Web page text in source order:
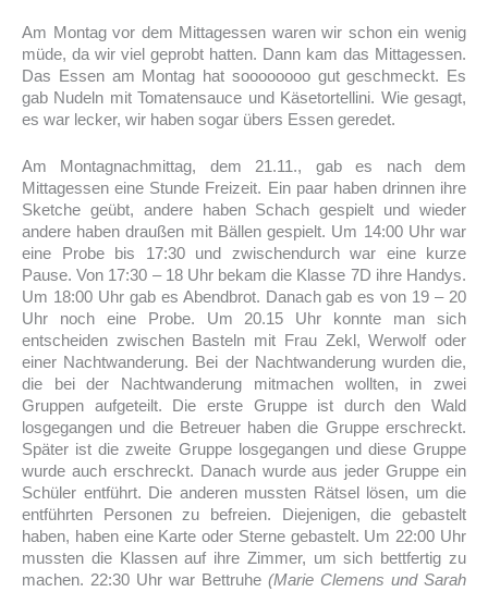
Am Montag vor dem Mittagessen waren wir schon ein wenig
müde, da wir viel geprobt hatten. Dann kam das Mittagessen.
Das Essen am Montag hat soooooooo gut geschmeckt. Es
gab Nudeln mit Tomatensauce und Käsetortellini. Wie gesagt,
es war lecker, wir haben sogar übers Essen geredet.
Am Montagnachmittag, dem 21.11., gab es nach dem
Mittagessen eine Stunde Freizeit. Ein paar haben drinnen ihre
Sketche geübt, andere haben Schach gespielt und wieder
andere haben draußen mit Bällen gespielt. Um 14:00 Uhr war
eine Probe bis 17:30 und zwischendurch war eine kurze
Pause. Von 17:30 – 18 Uhr bekam die Klasse 7D ihre Handys.
Um 18:00 Uhr gab es Abendbrot. Danach gab es von 19 – 20
Uhr noch eine Probe. Um 20.15 Uhr konnte man sich
entscheiden zwischen Basteln mit Frau Zekl, Werwolf oder
einer Nachtwanderung. Bei der Nachtwanderung wurden die,
die bei der Nachtwanderung mitmachen wollten, in zwei
Gruppen aufgeteilt. Die erste Gruppe ist durch den Wald
losgegangen und die Betreuer haben die Gruppe erschreckt.
Später ist die zweite Gruppe losgegangen und diese Gruppe
wurde auch erschreckt. Danach wurde aus jeder Gruppe ein
Schüler entführt. Die anderen mussten Rätsel lösen, um die
entführten Personen zu befreien. Diejenigen, die gebastelt
haben, haben eine Karte oder Sterne gebastelt. Um 22:00 Uhr
mussten die Klassen auf ihre Zimmer, um sich bettfertig zu
machen. 22:30 Uhr war Bettruhe (Marie Clemens und Sarah